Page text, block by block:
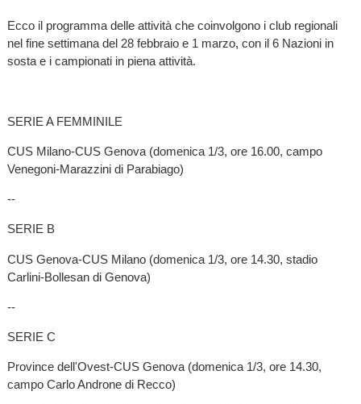
Ecco il programma delle attività che coinvolgono i club regionali
nel fine settimana del 28 febbraio e 1 marzo, con il 6 Nazioni in
sosta e i campionati in piena attività.
SERIE A FEMMINILE
CUS Milano-CUS Genova (domenica 1/3, ore 16.00, campo
Venegoni-Marazzini di Parabiago)
--
SERIE B
CUS Genova-CUS Milano (domenica 1/3, ore 14.30, stadio
Carlini-Bollesan di Genova)
--
SERIE C
Province dell'Ovest-CUS Genova (domenica 1/3, ore 14.30,
campo Carlo Androne di Recco)